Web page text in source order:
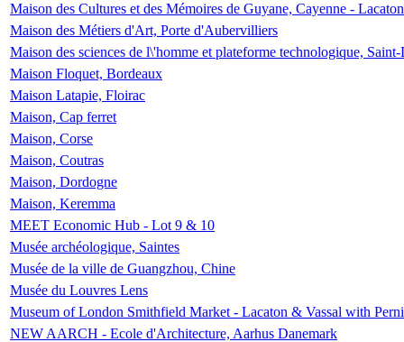
Maison des Cultures et des Mémoires de Guyane, Cayenne -
Maison des Métiers d'Art, Porte d'Aubervilliers
Maison des sciences de l\'homme et plateforme technologique,
Maison Floquet, Bordeaux
Maison Latapie, Floirac
Maison, Cap ferret
Maison, Corse
Maison, Coutras
Maison, Dordogne
Maison, Keremma
MEET Economic Hub - Lot 9 & 10
Musée archéologique, Saintes
Musée de la ville de Guangzhou, Chine
Musée du Louvres Lens
Museum of London Smithfield Market - Lacaton & Vassal with
NEW AARCH - Ecole d'Architecture, Aarhus Danemark